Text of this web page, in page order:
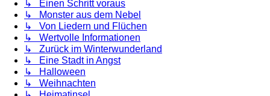
↳ Einen Schritt voraus
↳ Monster aus dem Nebel
↳ Von Liedern und Flüchen
↳ Wertvolle Informationen
↳ Zurück im Winterwunderland
↳ Eine Stadt in Angst
↳ Halloween
↳ Weihnachten